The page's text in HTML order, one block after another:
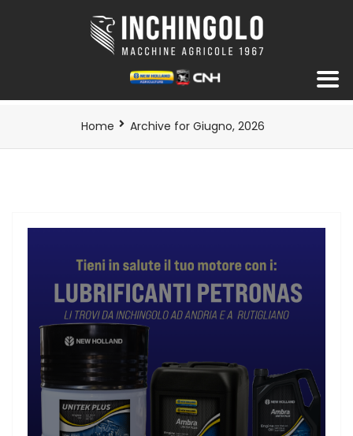
Home Archive for Giugno, 2026